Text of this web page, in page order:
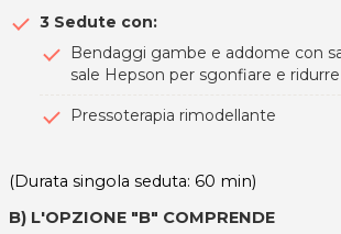
3 Sedute con:
Bendaggi gambe e addome con
sale Hepson per sgonfiare e
Pressoterapia rimodellante
(Durata singola seduta: 60 min)
B) L'OPZIONE "B" COMPRENDE